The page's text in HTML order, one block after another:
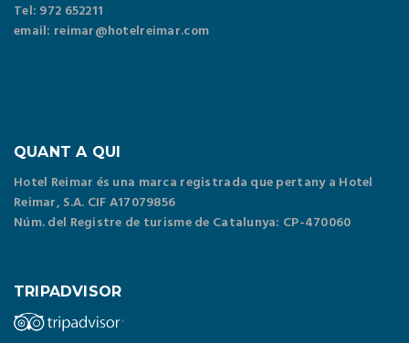
Tel: 972 652211
email: reimar@hotelreimar.com
QUANT A QUI
Hotel Reimar és una marca registrada que pertany a Hotel
Reimar, S.A. CIF A17079856
Núm. del Registre de turisme de Catalunya: CP-470060
TRIPADVISOR